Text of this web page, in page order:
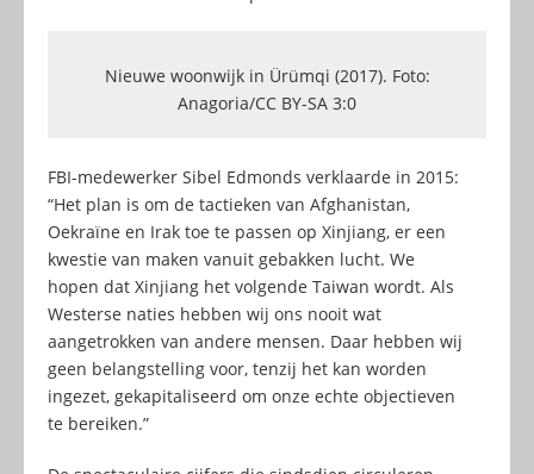
Nieuwe woonwijk in Ürümqi (2017). Foto:
Anagoria/CC BY-SA 3:0
FBI-medewerker Sibel Edmonds verklaarde in 2015:
“Het plan is om de tactieken van Afghanistan,
Oekraïne en Irak toe te passen op Xinjiang, er een
kwestie van maken vanuit gebakken lucht. We
hopen dat Xinjiang het volgende Taiwan wordt. Als
Westerse naties hebben wij ons nooit wat
aangetrokken van andere mensen. Daar hebben wij
geen belangstelling voor, tenzij het kan worden
ingezet, gekapitaliseerd om onze echte objectieven
te bereiken.”